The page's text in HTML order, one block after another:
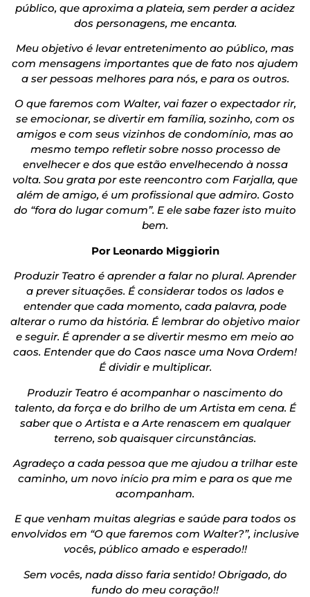
público, que aproxima a plateia, sem perder a acidez
dos personagens, me encanta.
Meu objetivo é levar entretenimento ao público, mas
com mensagens importantes que de fato nos ajudem
a ser pessoas melhores para nós, e para os outros.
O que faremos com Walter, vai fazer o expectador rir,
se emocionar, se divertir em família, sozinho, com os
amigos e com seus vizinhos de condomínio, mas ao
mesmo tempo refletir sobre nosso processo de
envelhecer e dos que estão envelhecendo à nossa
volta. Sou grata por este reencontro com Farjalla, que
além de amigo, é um profissional que admiro. Gosto
do “fora do lugar comum”. E ele sabe fazer isto muito
bem.
Por Leonardo Miggiorin
Produzir Teatro é aprender a falar no plural. Aprender
a prever situações. É considerar todos os lados e
entender que cada momento, cada palavra, pode
alterar o rumo da história. É lembrar do objetivo maior
e seguir. É aprender a se divertir mesmo em meio ao
caos. Entender que do Caos nasce uma Nova Ordem!
É dividir e multiplicar.
Produzir Teatro é acompanhar o nascimento do
talento, da força e do brilho de um Artista em cena. É
saber que o Artista e a Arte renascem em qualquer
terreno, sob quaisquer circunstâncias.
Agradeço a cada pessoa que me ajudou a trilhar este
caminho, um novo início pra mim e para os que me
acompanham.
E que venham muitas alegrias e saúde para todos os
envolvidos em “O que faremos com Walter?”, inclusive
vocês, público amado e esperado!!
Sem vocês, nada disso faria sentido! Obrigado, do
fundo do meu coração!!